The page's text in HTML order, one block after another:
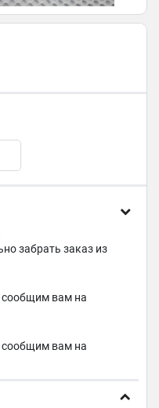
забрать заказ из
вам на
вам на